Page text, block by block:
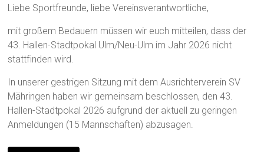
Liebe Sportfreunde, liebe Vereinsverantwortliche,
mit großem Bedauern müssen wir euch mitteilen, dass der
43. Hallen-Stadtpokal Ulm/Neu-Ulm im Jahr 2026 nicht
stattfinden wird.
In unserer gestrigen Sitzung mit dem Ausrichterverein SV
Mähringen haben wir gemeinsam beschlossen, den 43.
Hallen-Stadtpokal 2026 aufgrund der aktuell zu geringen
Anmeldungen (15 Mannschaften) abzusagen.